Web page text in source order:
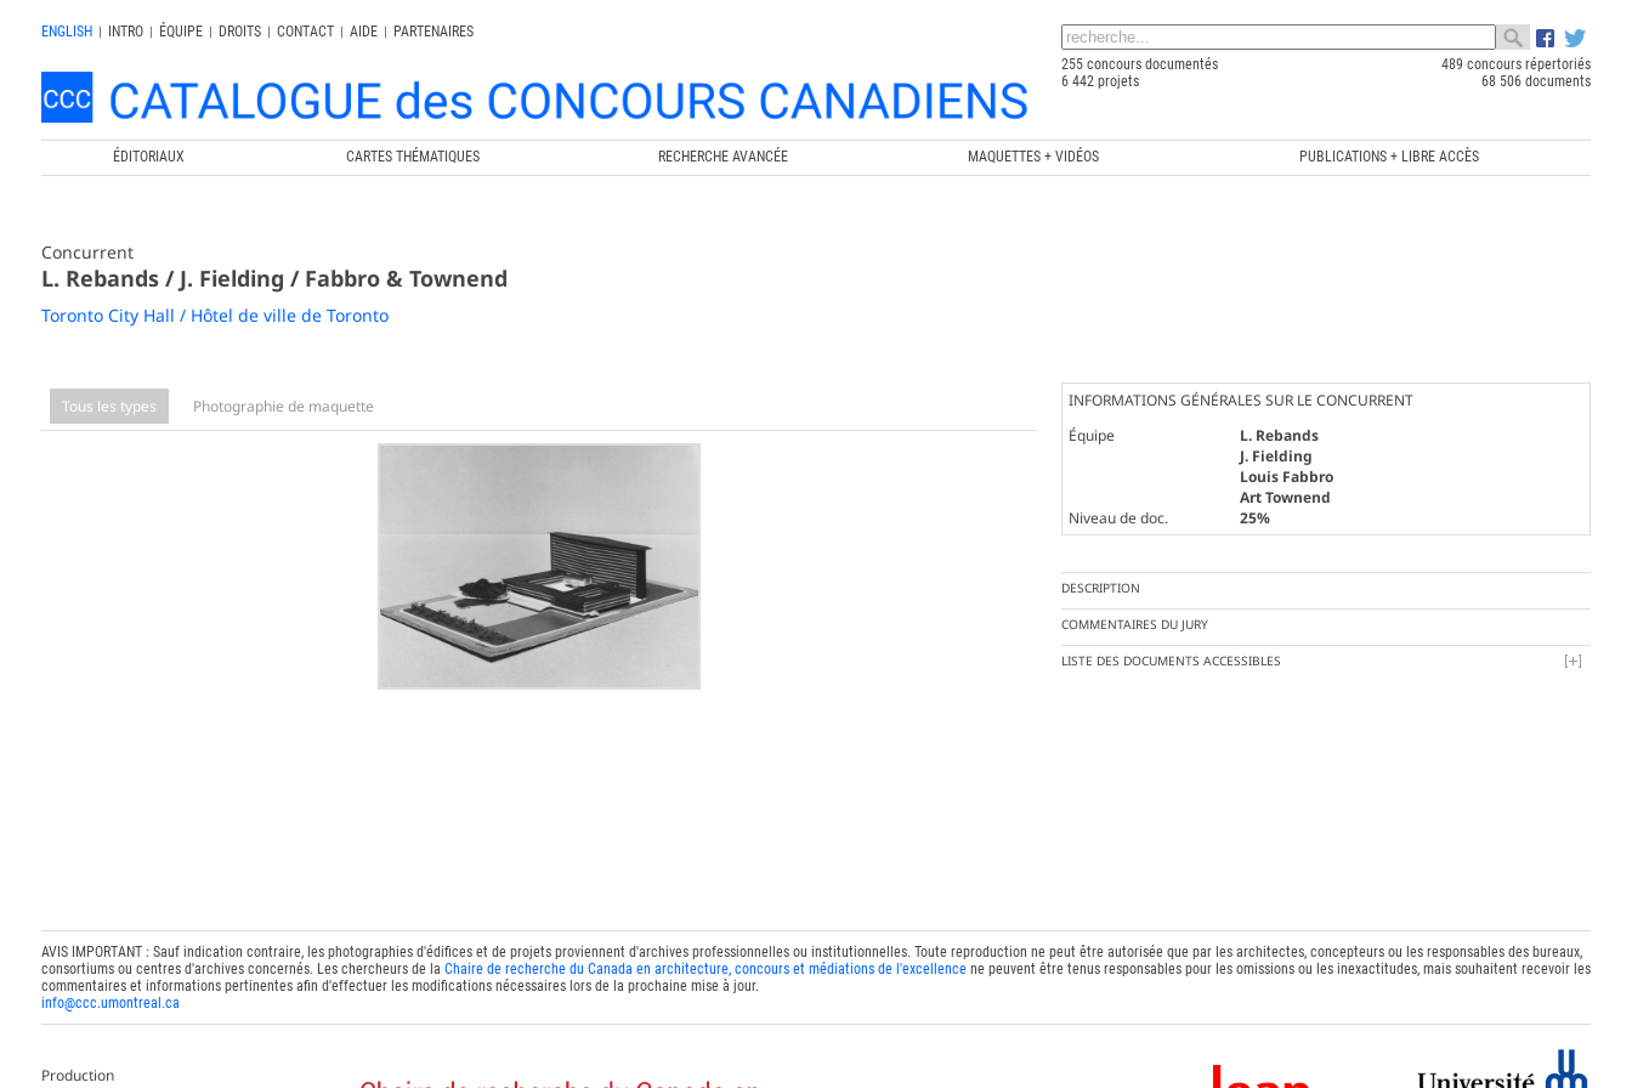
ENGLISH | INTRO | ÉQUIPE | DROITS | CONTACT | AIDE |
PARTENAIRES
255 concours documentés
489 concours répertoriés
6 442 projets
68 506 documents
ÉDITORIAUX CARTES THÉMATIQUES RECHERCHE AVANCÉE MAQUETTES + VIDÉOS PUBLICATIONS + LIBRE ACCÈS
Concurrent
L. Rebands / J. Fielding / Fabbro & Townend
Toronto City Hall / Hôtel de ville de Toronto
Tous les types Photographie de maquette
INFORMATIONS GÉNÉRALES SUR LE CONCURRENT
Équipe
L. Rebands
J. Fielding
Louis Fabbro
Art Townend
Niveau de doc.
25%
DESCRIPTION
COMMENTAIRES DU JURY
LISTE DES DOCUMENTS ACCESSIBLES
AVIS IMPORTANT : Sauf indication contraire, les photographies d'édifices et de projets proviennent d'archives professionnelles ou institutionnelles. Toute reproduction ne peut être autorisée que par les architectes, concepteurs ou les responsables des bureaux,
consortiums ou centres d'archives concernés. Les chercheurs de la Chaire de recherche du Canada en architecture, concours et médiations de l'excellencene peuvent être tenus responsables pour les omissions ou les inexactitudes, mais souhaitent recevoir les
commentaires et informations pertinentes afin d'effectuer les modifications nécessaires lors de la prochaine mise à jour.
info@ccc.umontreal.ca
Production